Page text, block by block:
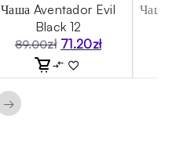
Чаша Aventador Evil
Black 12
89.00zł Первоначальная
цена
71.20zł
Текущая
цена:
Чаша
→